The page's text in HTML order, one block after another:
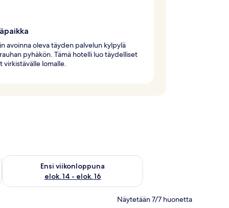
avoinna oleva täyden palvelun kylpylä
pyhäkön. Tämä hotelli luo täydelliset
virkistävälle lomalle.
7 - elok. 9
Ensi viikonloppuna
elok. 14 - elok. 16
Tarkista ensi viikonlopun saatavuus elok. 14 - elok. 16
Näytetään 7/7 huonetta